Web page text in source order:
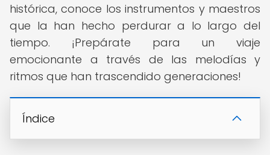
histórica, conoce los instrumentos y maestros
que la han hecho perdurar a lo largo del
tiempo. ¡Prepárate para un viaje
emocionante a través de las melodías y
ritmos que han trascendido generaciones!
Índice